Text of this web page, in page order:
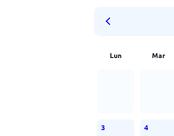
Lun Mar
3 4